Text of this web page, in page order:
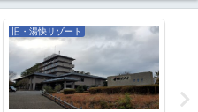
旧・湯快リゾート